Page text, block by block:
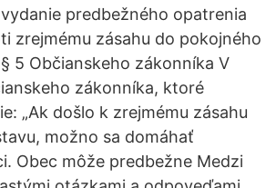
predbežného opatrenia
zrejmému zásahu do pokojného
5 Občianskeho zákonníka V
zákonníka, ktoré
„Ak došlo k zrejmému zásahu
možno sa domáhať
Obec môže predbežne Medzi